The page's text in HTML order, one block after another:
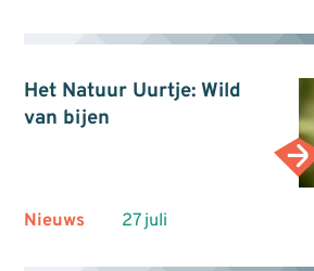
Het Natuur Uurtje: Wild
van bijen
Nieuws 27 juli